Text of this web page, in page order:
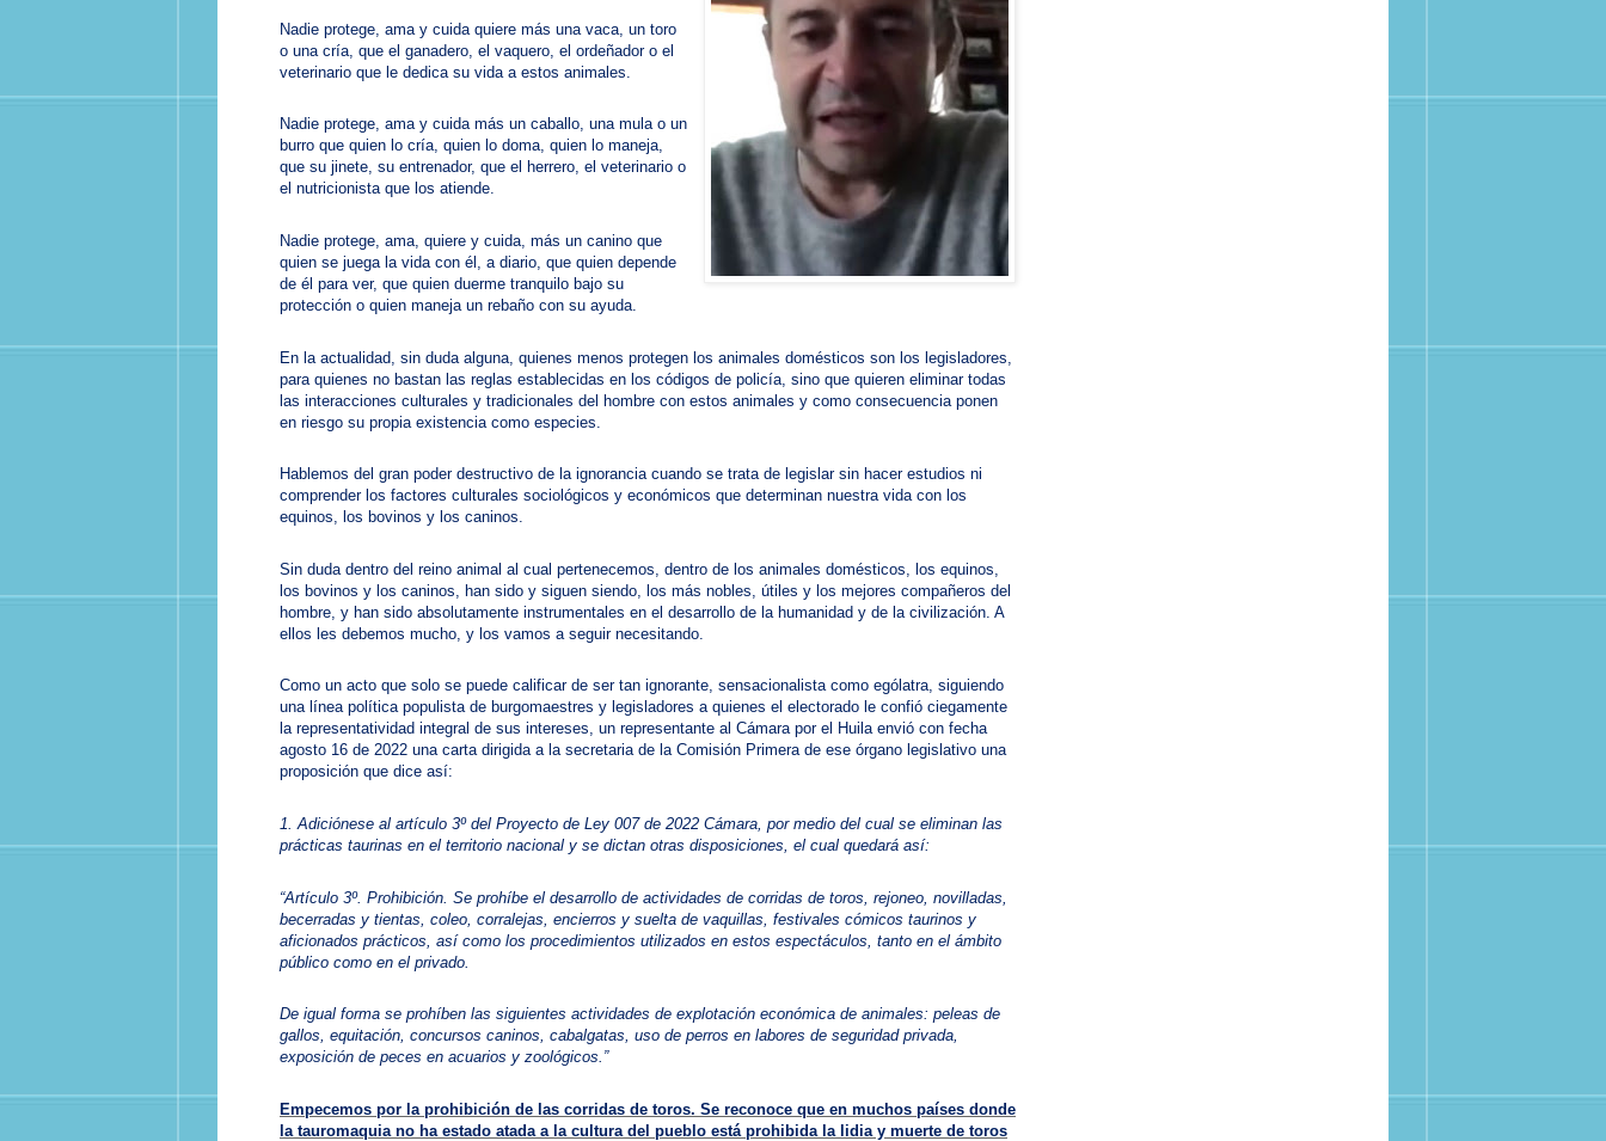
Nadie protege, ama y cuida quiere más una vaca, un toro
o una cría, que el ganadero, el vaquero, el ordeñador o el
veterinario que le dedica su vida a estos animales.
Nadie protege, ama y cuida más un caballo, una mula o un
burro que quien lo cría, quien lo doma, quien lo maneja,
que su jinete, su entrenador, que el herrero, el veterinario o
el nutricionista que los atiende.
Nadie protege, ama, quiere y cuida, más un canino que
quien se juega la vida con él, a diario, que quien depende
de él para ver, que quien duerme tranquilo bajo su
protección o quien maneja un rebaño con su ayuda.
En la actualidad, sin duda alguna, quienes menos protegen los animales domésticos son los legisladores,
para quienes no bastan las reglas establecidas en los códigos de policía, sino que quieren eliminar todas
las interacciones culturales y tradicionales del hombre con estos animales y como consecuencia ponen
en riesgo su propia existencia como especies.
Hablemos del gran poder destructivo de la ignorancia cuando se trata de legislar sin hacer estudios ni
comprender los factores culturales sociológicos y económicos que determinan nuestra vida con los
equinos, los bovinos y los caninos.
Sin duda dentro del reino animal al cual pertenecemos, dentro de los animales domésticos, los equinos,
los bovinos y los caninos, han sido y siguen siendo, los más nobles, útiles y los mejores compañeros del
hombre, y han sido absolutamente instrumentales en el desarrollo de la humanidad y de la civilización. A
ellos les debemos mucho, y los vamos a seguir necesitando.
Como un acto que solo se puede calificar de ser tan ignorante, sensacionalista como ególatra, siguiendo
una línea política populista de burgomaestres y legisladores a quienes el electorado le confió ciegamente
la representatividad integral de sus intereses, un representante al Cámara por el Huila envió con fecha
agosto 16 de 2022 una carta dirigida a la secretaria de la Comisión Primera de ese órgano legislativo una
proposición que dice así:
1. Adiciónese al artículo 3º del Proyecto de Ley 007 de 2022 Cámara, por medio del cual se eliminan las
prácticas taurinas en el territorio nacional y se dictan otras disposiciones, el cual quedará así:
“Artículo 3º. Prohibición. Se prohíbe el desarrollo de actividades de corridas de toros, rejoneo, novilladas,
becerradas y tientas, coleo, corralejas, encierros y suelta de vaquillas, festivales cómicos taurinos y
aficionados prácticos, así como los procedimientos utilizados en estos espectáculos, tanto en el ámbito
público como en el privado.
De igual forma se prohíben las siguientes actividades de explotación económica de animales: peleas de
gallos, equitación, concursos caninos, cabalgatas, uso de perros en labores de seguridad privada,
exposición de peces en acuarios y zoológicos.”
Empecemos por la prohibición de las corridas de toros. Se reconoce que en muchos países donde
la tauromaquia no ha estado atada a la cultura del pueblo está prohibida la lidia y muerte de toros